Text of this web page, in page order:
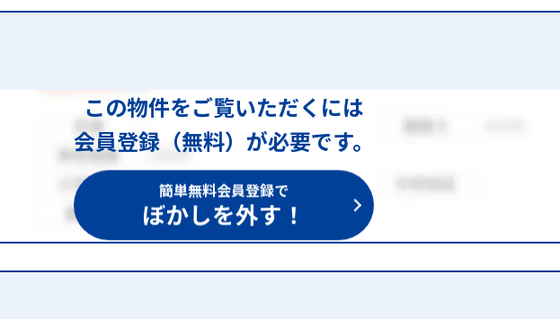
この物件をご覧いただくには
会員登録（無料）が必要です。
簡単無料会員登録で
ぼかしを外す！